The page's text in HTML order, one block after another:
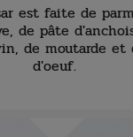
est faite de
de pâte
de moutarde et
d'oeuf.